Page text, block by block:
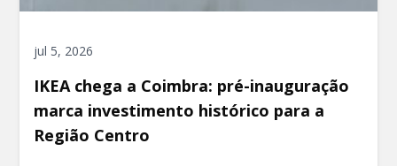
jul 5, 2026
IKEA chega a Coimbra: pré-inauguração
marca investimento histórico para a
Região Centro